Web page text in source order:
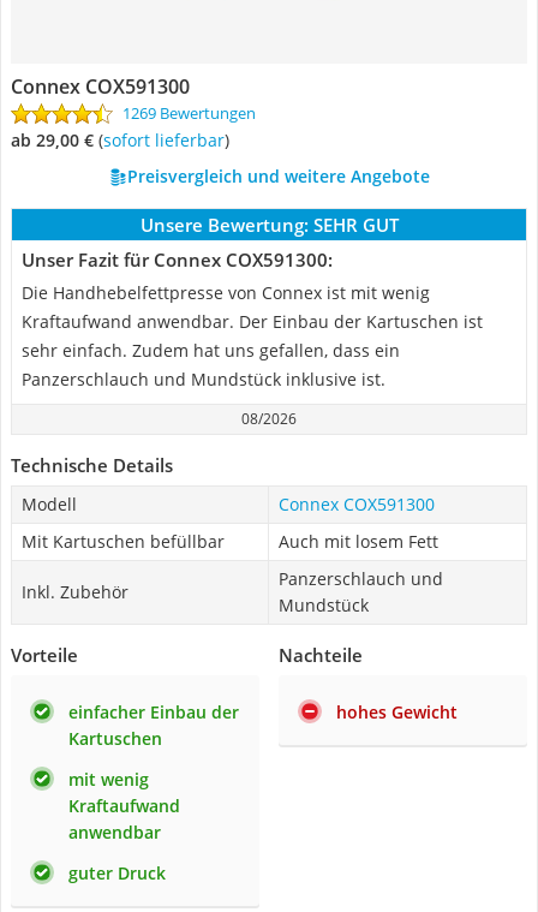
Connex COX591300
1269 Bewertungen
ab 29,00 € ( Sofort lieferbar)
Preisvergleich und weitere Angebote
Unsere Bewertung: SEHR GUT
Unser Fazit für Connex COX591300:
Die Handhebelfettpresse von Connex ist mit wenig
Kraftaufwand anwendbar. Der Einbau der Kartuschen ist
sehr einfach. Zudem hat uns gefallen, dass ein
Panzerschlauch und Mundstück inklusive ist.
08/2026
Technische Details
Modell
Connex COX591300
Mit Kartuschen befüllbar
Auch mit losem Fett
Inkl. Zubehör
Panzerschlauch und
Mundstück
Vorteile
einfacher Einbau der
Kartuschen
mit wenig
Kraftaufwand
anwendbar
guter Druck
Nachteile
hohes Gewicht